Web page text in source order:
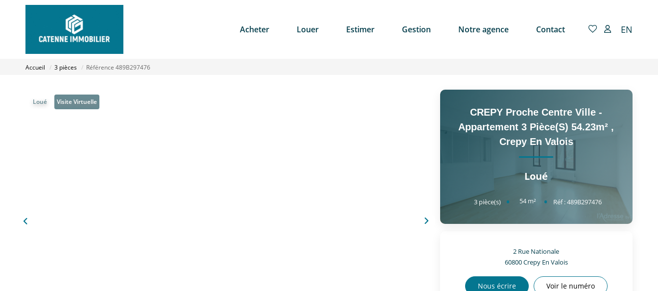
Acheter Louer Estimer Gestion Notre agence Contact EN
Accueil 3 pièces Référence 489B297476
Loué Visite Virtuelle
CREPY Proche Centre Ville -
Appartement 3 Pièce(s) 54.23m² ,
Crepy En Valois
Loué
3 pièce(s) 54m² Réf :489B297476
2 Rue Nationale
60800Crepy En Valois
Nous écrire Voir le numéro